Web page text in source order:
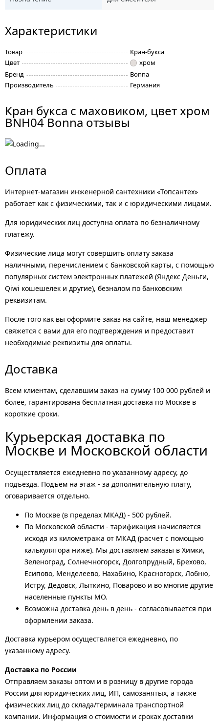
Характеристики
Товар
Кран-букса
Цвет
хром
Бренд
Bonna
Производитель
Германия
Кран букса с маховиком, цвет хром
BNH04 Bonna отзывы
Оплата
Интернет-магазин инженерной сантехники «Топсантех»
работает как с физическими, так и с юридическими лицами.
Для юридических лиц доступна оплата по безналичному
платежу.
Физические лица могут совершить оплату заказа
наличными, перечислением с банковской карты, с помощью
популярных систем электронных платежей (Яндекс Деньги,
Qiwi кошешелек и другие), безналом по банковским
реквизитам.
После того как вы оформите заказ на сайте, наш менеджер
свяжется с вами для его подтверждения и предоставит
необходимые реквизиты для оплаты.
Доставка
Всем клиентам, сделавшим заказ на сумму 100 000 рублей и
более, гарантирована бесплатная доставка по Москве в
короткие сроки.
Курьерская доставка по
Москве и Московской области
Осуществляется ежедневно по указанному адресу, до
подъезда. Подъем на этаж - за дополнительную плату,
оговаривается отдельно.
По Москве (в пределах МКАД) - 500 рублей.
По Московской области - тарификация начисляется
исходя из километража от МКАД (расчет с помощью
калькулятора ниже). Мы доставляем заказы в Химки,
Зеленоград, Солнечногорск, Долгопрудный, Брехово,
Есипово, Менделеево, Нахабино, Красногорск, Лобню,
Истру, Дедовск, Лыткино, Поварово и во многие другие
населенные пункты МО.
Возможна доставка день в день - согласовывается при
оформлении заказа.
Доставка курьером осуществляется ежедневно, по
указанному адресу.
Доставка по России
Отправляем заказы оптом и в розницу в другие города
России для юридических лиц, ИП, самозанятых, а также
физических лиц до склада/терминала транспортной
компании. Информация о стоимости и сроках доставки